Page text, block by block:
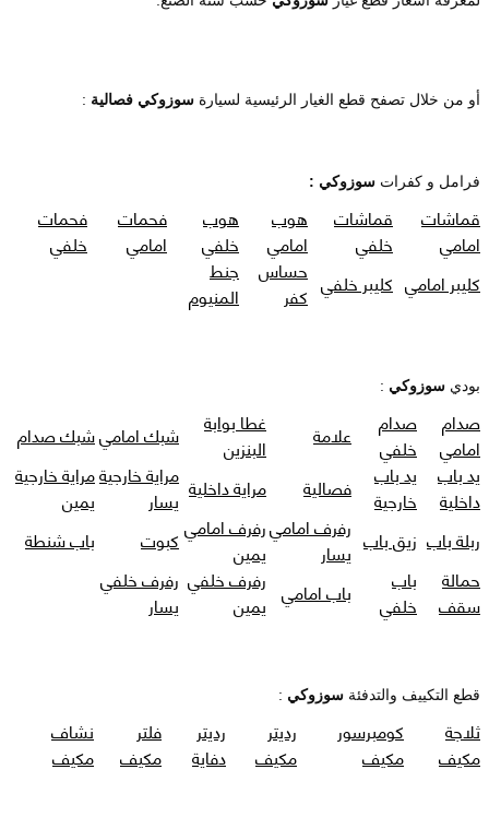
أو من خلال تصفح قطع الغيار الرئيسية لسيارة سوزوكي فصالية :
فرامل و كفرات سوزوكي :
قماشات
امامي
قماشات
خلفي
هوب
امامي
هوب
خلفي
فحمات
امامي
فحمات
خلفي
كليبر امامي كليبر خلفي حساس
كفر
جنط
المنيوم
بودي سوزوكي :
صدام
امامي
صدام
خلفي
علامة
غطا بوابة
البنزين
شبك اماميشبك صدام
يد باب
داخلية
يد باب
خارجية
فصالية مراية داخلية مراية خارجية
يسار
مراية خارجية
يمين
ربلة باب زيق باب رفرف امامي
يسار
رفرف امامي
يمين
كبوت
باب شنطة
حمالة
سقف
باب
خلفي
باب امامي رفرف خلفي
يمين
رفرف خلفي
يسار
قطع التكييف والتدفئة سوزوكي :
ثلاجة
مكيف
كومبرسور
مكيف
رديتر
مكيف
رديتر
دفاية
فلتر
مكيف
نشاف
مكيف